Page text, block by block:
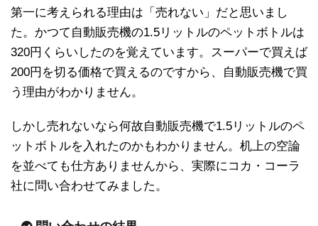
第一に考えられる理由は「売れない」だと思いまし
た。かつて自動販売機の1.5リットルのペットボトルは
320円くらいしたのを覚えています。スーパーで買えば
200円を切る価格で買えるのですから、自動販売機で買
う理由がわかりません。
しかし売れないなら何故自動販売機で1.5リットルのペ
ットボトルを入れたのかもわかりません。机上の空論
を並べても仕方ありませんから、実際にコカ・コーラ
社に問い合わせてみました。